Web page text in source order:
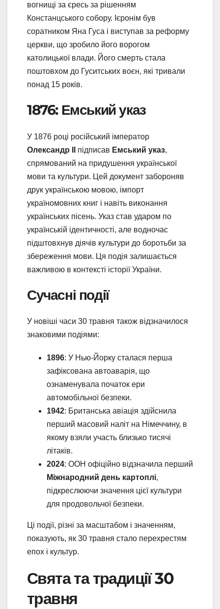
вогнищі за єресь за рішенням
Констанцського собору. Ієронім був
соратником Яна Гуса і виступав за реформу
церкви, що зробило його ворогом
католицької влади. Його смерть стала
поштовхом до Гуситських воєн, які тривали
понад 15 років.
1876: Емський указ
У 1876 році російський імператор
Олександр II
підписав Емський указ,
спрямований на придушення української
мови та культури. Цей документ забороняв
друк українською мовою, імпорт
україномовних книг і навіть виконання
українських пісень. Указ став ударом по
українській ідентичності, але водночас
підштовхнув діячів культури до боротьби за
збереження мови. Ця подія залишається
важливою в контексті історії України.
Сучасні події
У новіші часи 30 травня також відзначилося
знаковими подіями:
1896: У Нью-Йорку сталася перша
зафіксована автоаварія, що
ознаменувала початок ери
автомобільної безпеки.
1942: Британська авіація здійснила
перший масовий наліт на Німеччину, в
якому взяли участь близько тисячі
літаків.
2024: ООН офіційно відзначила перший
Міжнародний день картоплі,
підкреслюючи значення цієї культури
для продовольчої безпеки.
Ці події, різні за масштабом і значенням,
показують, як 30 травня стало перехрестям
епох і культур.
Свята та традиції 30
травня